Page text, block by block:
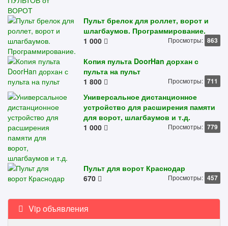
Пульт брелок для роллет, ворот и
шлагбаумов. Программирование.
1 000
Просмотры: 863
Копия пульта DoorHan дорхан с
пульта на пульт
1 800
Просмотры: 711
Универсальное дистанционное
устройство для расширения памяти
для ворот, шлагбаумов и т.д.
1 000
Просмотры: 779
Пульт для ворот Краснодар
670
Просмотры: 457
Vip объявления